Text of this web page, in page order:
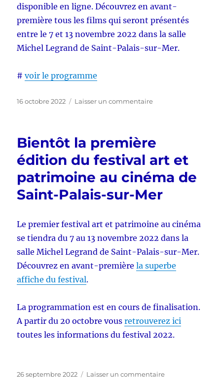
disponible en ligne. Découvrez en avant-
première tous les films qui seront présentés
entre le 7 et 13 novembre 2022 dans la salle
Michel Legrand de Saint-Palais-sur-Mer.
#voir le programme
Publié
16 octobre 2022 Laisser un commentairesur
Bientôt la première
édition du festival art et
patrimoine au cinéma de
Saint-Palais-sur-Mer
Le premier festival art et patrimoine au cinéma
se tiendra du 7 au 13 novembre 2022 dans la
salle Michel Legrand de Saint-Palais-sur-Mer.
Découvrez en avant-premièrela superbe
affiche du festival.
La programmation est en cours de finalisation.
A partir du 20 octobre vousretrouverez ici
toutes les informations du festival 2022.
Publié
26 septembre 2022 Laisser un commentairesur